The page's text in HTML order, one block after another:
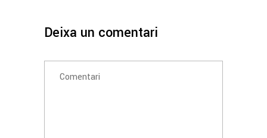
Deixa un comentari